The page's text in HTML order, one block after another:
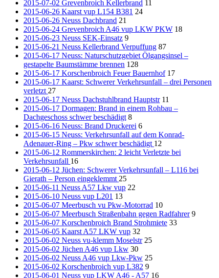
2015-07-02 Grevenbroich Kellerbrand 11
2015-06-26 Kaarst vup L154 B381 24
2015-06-26 Neuss Dachbrand 21
2015-06-24 Grevenbroich A46 vup LKW PKW 18
2015-06-23 Neuss SEK-Einsatz 9
2015-06-21 Neuss Kellerbrand Verpuffung 87
2015-06-17 Neuss: Naturschutzgebiet Ölgangsinsel –
gestapelte Baumstämme brennen 128
2015-06-17 Korschenbroich Feuer Bauernhof 17
2015-06-17 Kaarst: Schwerer Verkehrsunfall – drei Personen
verletzt27
2015-06-17 Neuss Dachstuhlbrand Hauptstr 11
2015-06-17 Dormagen: Brand in einem Rohbau –
Dachgeschoss schwer beschädigt 8
2015-06-16 Neuss: Brand Druckerei 6
2015-06-15 Neuss: Verkehrsunfall auf dem Konrad-
Adenauer-Ring – Pkw schwer beschädigt 12
2015-06-12 Rommerskirchen: 2 leicht Verletzte bei
Verkehrsunfall 16
2015-06-12 Jüchen: Schwerer Verkehrsunfall – L116 bei
Gierath – Person eingeklemmt25
2015-06-11 Neuss A57 Lkw vup 22
2015-06-10 Neuss vup L201 13
2015-06-07 Meerbusch vu Pkw-Motorrad 10
2015-06-07 Meerbusch Straßenbahn gegen Radfahrer 9
2015-06-07 Korschenbroich Brand Strohmiete 33
2015-06-05 Kaarst A57 LKW vup 32
2015-06-02 Neuss vu-klemm Moselstr 25
2015-06-02 Jüchen A46 vup Lkw 30
2015-06-02 Neuss A46 vup Lkw-Pkw 25
2015-06-02 Korschenbroich vup L382 9
2015-06-01 Neuss vup LKW A46 - A57 16